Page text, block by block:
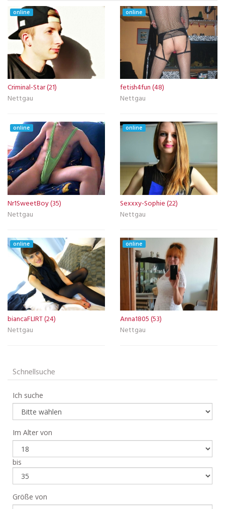
online
Criminal-Star (21)
Nettgau
online
fetish4fun (48)
Nettgau
online
Nr1SweetBoy (35)
Nettgau
online
Sexxxy-Sophie (22)
Nettgau
online
biancaFLIRT (24)
Nettgau
online
Anna1805 (53)
Nettgau
Schnellsuche
Ich suche
Im Alter von
bis
Größe von